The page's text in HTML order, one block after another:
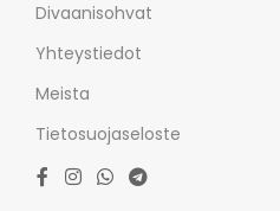
Divaanisohvat
Yhteystiedot
Meista
Tietosuojaseloste